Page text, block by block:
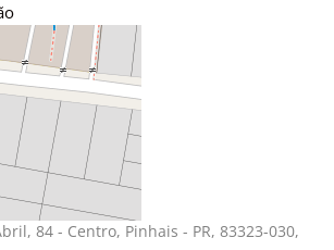
84 - Centro, Pinhais - PR, 83323-030,